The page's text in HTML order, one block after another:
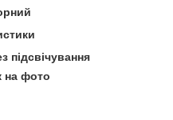
підсвічування
на фото